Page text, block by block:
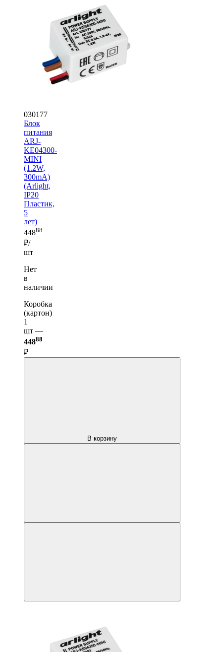
030177
Блок
питания
ARJ-
KE04300-
MINI
(1.2W,
300mA)
(Arlight,
IP20
Пластик,
5
лет)
44888
₽/
шт
Нет
в
наличии
Коробка
(картон)
1
шт —
44888
₽
В корзину